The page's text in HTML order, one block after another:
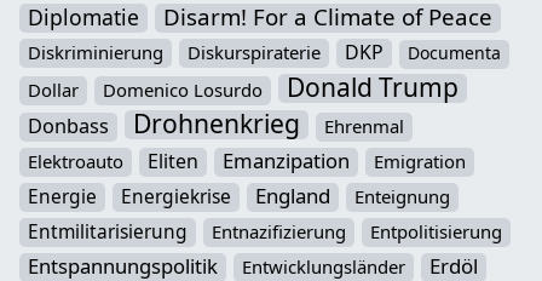
Diplomatie Disarm! For a Climate of Peace
Diskriminierung Diskurspiraterie DKP Documenta
Dollar Domenico Losurdo Donald Trump
Donbass Drohnenkrieg
Ehrenmal
Elektroauto
Eliten Emanzipation Emigration
Energie Energiekrise England Enteignung
Entmilitarisierung Entnazifizierung Entpolitisierung
Entspannungspolitik Entwicklungsländer Erdöl